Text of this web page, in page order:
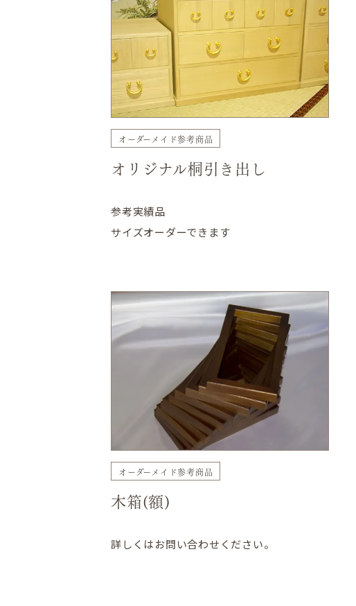
オーダーメイド参考商品
オリジナル桐引き出し
参考実績品
サイズオーダーできます
オーダーメイド参考商品
木箱(額)
詳しくはお問い合わせください。